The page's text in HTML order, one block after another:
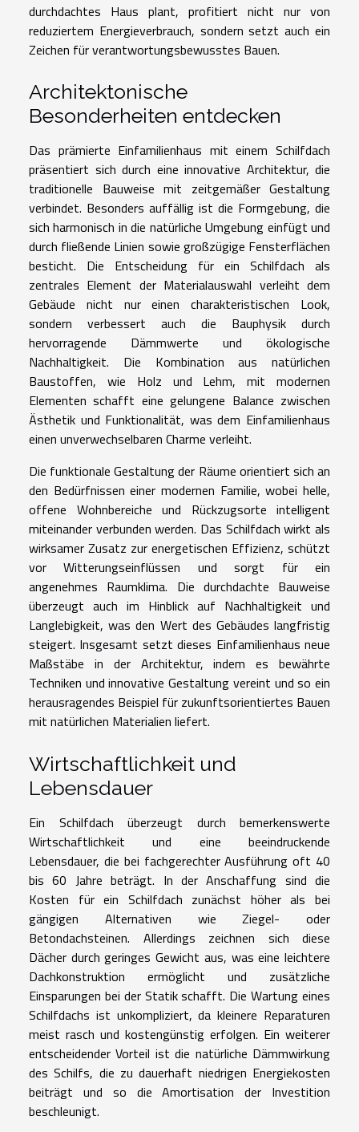
durchdachtes Haus plant, profitiert nicht nur von
reduziertem Energieverbrauch, sondern setzt auch ein
Zeichen für verantwortungsbewusstes Bauen.
Architektonische
Besonderheiten entdecken
Das prämierte Einfamilienhaus mit einem Schilfdach
präsentiert sich durch eine innovative Architektur, die
traditionelle Bauweise mit zeitgemäßer Gestaltung
verbindet. Besonders auffällig ist die Formgebung, die
sich harmonisch in die natürliche Umgebung einfügt und
durch fließende Linien sowie großzügige Fensterflächen
besticht. Die Entscheidung für ein Schilfdach als
zentrales Element der Materialauswahl verleiht dem
Gebäude nicht nur einen charakteristischen Look,
sondern verbessert auch die Bauphysik durch
hervorragende Dämmwerte und ökologische
Nachhaltigkeit. Die Kombination aus natürlichen
Baustoffen, wie Holz und Lehm, mit modernen
Elementen schafft eine gelungene Balance zwischen
Ästhetik und Funktionalität, was dem Einfamilienhaus
einen unverwechselbaren Charme verleiht.
Die funktionale Gestaltung der Räume orientiert sich an
den Bedürfnissen einer modernen Familie, wobei helle,
offene Wohnbereiche und Rückzugsorte intelligent
miteinander verbunden werden. Das Schilfdach wirkt als
wirksamer Zusatz zur energetischen Effizienz, schützt
vor Witterungseinflüssen und sorgt für ein
angenehmes Raumklima. Die durchdachte Bauweise
überzeugt auch im Hinblick auf Nachhaltigkeit und
Langlebigkeit, was den Wert des Gebäudes langfristig
steigert. Insgesamt setzt dieses Einfamilienhaus neue
Maßstäbe in der Architektur, indem es bewährte
Techniken und innovative Gestaltung vereint und so ein
herausragendes Beispiel für zukunftsorientiertes Bauen
mit natürlichen Materialien liefert.
Wirtschaftlichkeit und
Lebensdauer
Ein Schilfdach überzeugt durch bemerkenswerte
Wirtschaftlichkeit und eine beeindruckende
Lebensdauer, die bei fachgerechter Ausführung oft 40
bis 60 Jahre beträgt. In der Anschaffung sind die
Kosten für ein Schilfdach zunächst höher als bei
gängigen Alternativen wie Ziegel- oder
Betondachsteinen. Allerdings zeichnen sich diese
Dächer durch geringes Gewicht aus, was eine leichtere
Dachkonstruktion ermöglicht und zusätzliche
Einsparungen bei der Statik schafft. Die Wartung eines
Schilfdachs ist unkompliziert, da kleinere Reparaturen
meist rasch und kostengünstig erfolgen. Ein weiterer
entscheidender Vorteil ist die natürliche Dämmwirkung
des Schilfs, die zu dauerhaft niedrigen Energiekosten
beiträgt und so die Amortisation der Investition
beschleunigt.